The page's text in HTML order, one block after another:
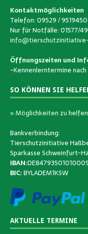
Kontaktmöglichkeiten
Telefon: 09529 / 9519450
Nur für Notfälle: 01577/
Öffnungszeiten und
-Kennenlerntermine
SO KÖNNEN SIE
» Möglichkeiten zu helfen
Bankverbindung:
Tierschutzinitiative
Sparkasse Schweinfurt-
IBAN:
BIC:BYLADEM1KSW
AKTUELLE TERMINE